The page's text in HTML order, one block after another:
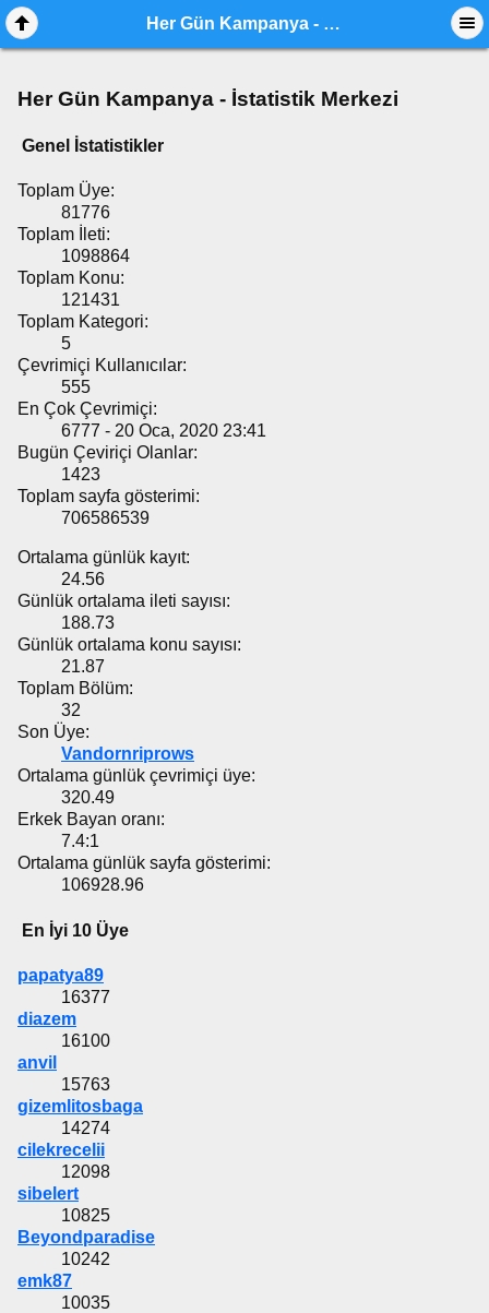
Her Gün Kampanya - İstatistik Merkezi
Her Gün Kampanya - İstatistik Merkezi
Genel İstatistikler
Toplam Üye:
81776
Toplam İleti:
1098864
Toplam Konu:
121431
Toplam Kategori:
5
Çevrimiçi Kullanıcılar:
555
En Çok Çevrimiçi:
6777 - 20 Oca, 2020 23:41
Bugün Çeviriçi Olanlar:
1423
Toplam sayfa gösterimi:
706586539
Ortalama günlük kayıt:
24.56
Günlük ortalama ileti sayısı:
188.73
Günlük ortalama konu sayısı:
21.87
Toplam Bölüm:
32
Son Üye:
Vandornriprows
Ortalama günlük çevrimiçi üye:
320.49
Erkek Bayan oranı:
7.4:1
Ortalama günlük sayfa gösterimi:
106928.96
En İyi 10 Üye
papatya89
16377
diazem
16100
anvil
15763
gizemlitosbaga
14274
cilekrecelii
12098
sibelert
10825
Beyondparadise
10242
emk87
10035